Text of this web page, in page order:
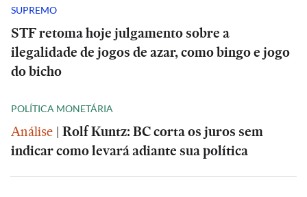
SUPREMO
STF retoma hoje julgamento sobre a
ilegalidade de jogos de azar, como bingo e jogo
do bicho
POLÍTICA MONETÁRIA
Análise | Rolf Kuntz: BC corta os juros sem
indicar como levará adiante sua política